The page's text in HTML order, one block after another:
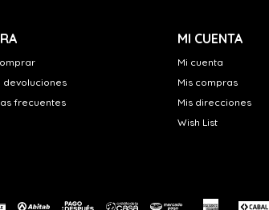
devoluciones
frecuentes
MI CUENTA
Mi cuenta
Mis compras
Mis direcciones
Wish List